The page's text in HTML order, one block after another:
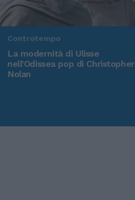
Controtempo
La modernità di Ulisse
nell'Odissea pop di Christopher
Nolan